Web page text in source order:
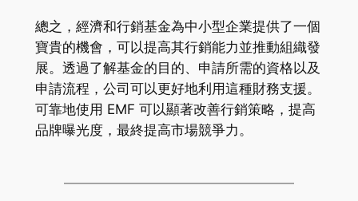
總之，經濟和行銷基金為中小型企業提供了一個
寶貴的機會，可以提高其行銷能力並推動組織發
展。透過了解基金的目的、申請所需的資格以及
申請流程，公司可以更好地利用這種財務支援。
可靠地使用 EMF 可以顯著改善行銷策略，提高
品牌曝光度，最終提高市場競爭力。